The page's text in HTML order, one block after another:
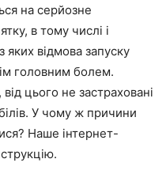
на серйозне
в тому числі і
яких відмова запуску
головним болем.
цього не застраховані
У чому ж причини
Наше інтернет-